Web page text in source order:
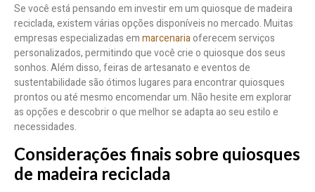
Se você está pensando em investir em um quiosque de madeira
reciclada, existem várias opções disponíveis no mercado. Muitas
empresas especializadas emmarcenariaoferecem serviços
personalizados, permitindo que você crie o quiosque dos seus
sonhos. Além disso, feiras de artesanato e eventos de
sustentabilidade são ótimos lugares para encontrar quiosques
prontos ou até mesmo encomendar um. Não hesite em explorar
as opções e descobrir o que melhor se adapta ao seu estilo e
necessidades.
Considerações finais sobre quiosques
de madeira reciclada